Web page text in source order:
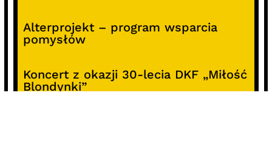
Alterprojekt – program wsparcia
pomysłów
Koncert z okazji 30-lecia DKF „Miłość
Blondynki”